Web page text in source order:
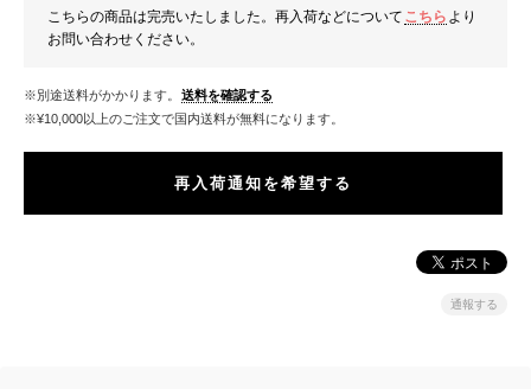
こちらの商品は完売いたしました。再入荷などについて こちら より
お問い合わせください。
※別途送料がかかります。 送料を確認する
※¥10,000以上のご注文で国内送料が無料になります。
再入荷通知を希望する
通報する